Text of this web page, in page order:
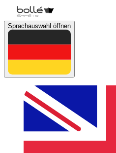
Sprachauswahl öffnen